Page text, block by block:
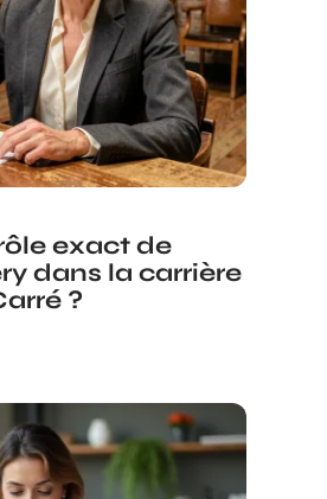
exact de
dans la carrière
?